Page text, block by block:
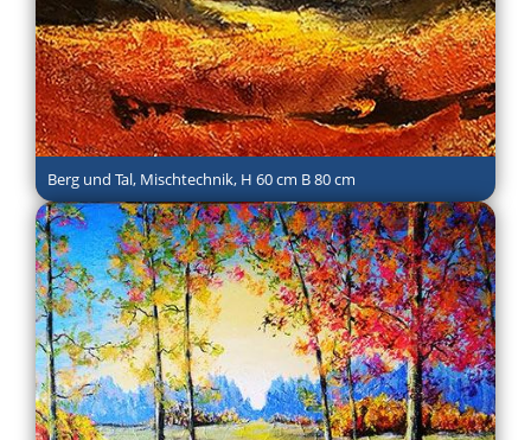
Berg und Tal, Mischtechnik, H 60 cm B 80 cm